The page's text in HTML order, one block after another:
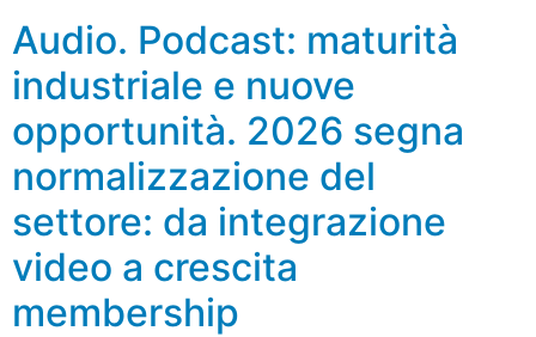
Audio. Podcast: maturità
industriale e nuove
opportunità. 2026 segna
normalizzazione del
settore: da integrazione
video a crescita
membership